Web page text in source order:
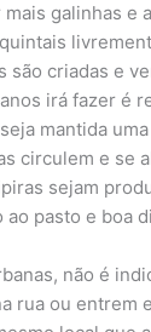
mais galinhas e
são criadas e
irá fazer é
mantida
circulem e se
sejam
ao pasto e boa
não é
rua ou entrem